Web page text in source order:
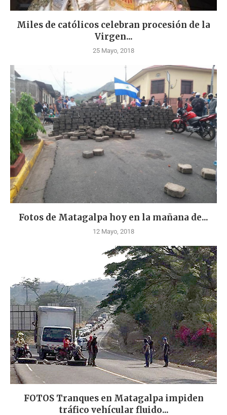
Miles de católicos celebran procesión de la
Virgen...
25 Mayo, 2018
Fotos de Matagalpa hoy en la mañana de...
12 Mayo, 2018
FOTOS Tranques en Matagalpa impiden
tráfico vehícular fluido...